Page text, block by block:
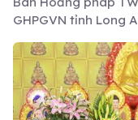
GHPGVN tỉnh Long
chuỗi hoạt động
hội liên hiệp thanh
15/10/2021), do
Thủ Thừa) tổ chức.